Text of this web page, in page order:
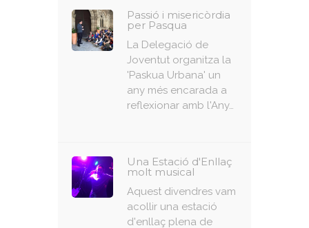
Passió i misericòrdia
per Pasqua
La Delegació de
Joventut organitza la
'Paskua Urbana' un
any més encarada a
reflexionar amb l'Any…
Una Estació d'Enllaç
molt musical
Aquest divendres vam
acollir una estació
d'enllaç plena de